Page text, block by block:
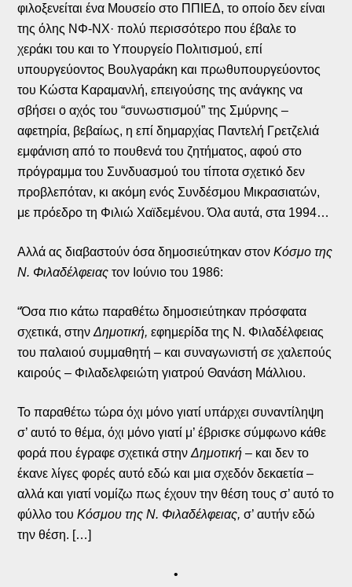
φιλοξενείται ένα Μουσείο στο ΠΠΙΕΔ, το οποίο δεν είναι
της όλης ΝΦ-ΝΧ· πολύ περισσότερο που έβαλε το
χεράκι του και το Υπουργείο Πολιτισμού, επί
υπουργεύοντος Βουλγαράκη και πρωθυπουργεύοντος
του Κώστα Καραμανλή, επειγούσης της ανάγκης να
σβήσει ο αχός του “συνωστισμού” της Σμύρνης –
αφετηρία, βεβαίως, η επί δημαρχίας Παντελή Γρετζελιά
εμφάνιση από το πουθενά του ζητήματος, αφού στο
πρόγραμμα του Συνδυασμού του τίποτα σχετικό δεν
προβλεπόταν, κι ακόμη ενός Συνδέσμου Μικρασιατών,
με πρόεδρο τη Φιλιώ Χαϊδεμένου. Όλα αυτά, στα 1994…
Αλλά ας διαβαστούν όσα δημοσιεύτηκαν στονΚόσμο της
Ν. Φιλαδέλφειαςτον Ιούνιο του 1986:
“Όσα πιο κάτω παραθέτω δημοσιεύτηκαν πρόσφατα
σχετικά, στηνΔημοτική, εφημερίδα της Ν. Φιλαδέλφειας
του παλαιού συμμαθητή – και συναγωνιστή σε χαλεπούς
καιρούς – Φιλαδελφειώτη γιατρού Θανάση Μάλλιου.
Το παραθέτω τώρα όχι μόνο γιατί υπάρχει συναντίληψη
σ’ αυτό το θέμα, όχι μόνο γιατί μ’ έβρισκε σύμφωνο κάθε
φορά που έγραφε σχετικά στηνΔημοτική – και δεν το
έκανε λίγες φορές αυτό εδώ και μια σχεδόν δεκαετία –
αλλά και γιατί νομίζω πως έχουν την θέση τους σ’ αυτό το
φύλλο τουΚόσμου της Ν. Φιλαδέλφειας,σ’ αυτήν εδώ
την θέση. […]
•